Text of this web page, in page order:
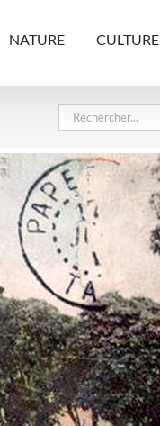
NATURE CULTURE
Rechercher: